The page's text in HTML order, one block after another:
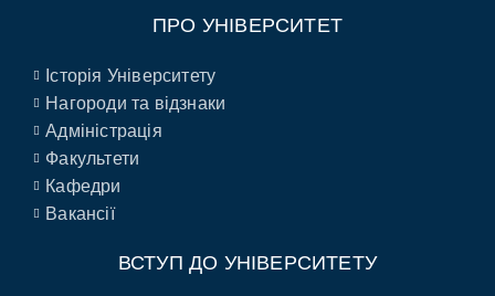
ПРО УНІВЕРСИТЕТ
Історія Університету
Нагороди та відзнаки
Адміністрація
Факультети
Кафедри
Вакансії
ВСТУП ДО УНІВЕРСИТЕТУ